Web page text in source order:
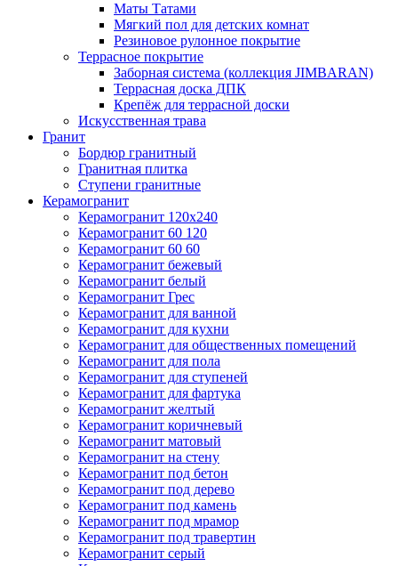
Маты Татами
Мягкий пол для детских комнат
Резиновое рулонное покрытие
Террасное покрытие
Заборная система (коллекция JIMBARAN)
Террасная доска ДПК
Крепёж для террасной доски
Искусственная трава
Гранит
Бордюр гранитный
Гранитная плитка
Ступени гранитные
Керамогранит
Керамогранит 120х240
Керамогранит 60 120
Керамогранит 60 60
Керамогранит бежевый
Керамогранит белый
Керамогранит Грес
Керамогранит для ванной
Керамогранит для кухни
Керамогранит для общественных помещений
Керамогранит для пола
Керамогранит для ступеней
Керамогранит для фартука
Керамогранит желтый
Керамогранит коричневый
Керамогранит матовый
Керамогранит на стену
Керамогранит под бетон
Керамогранит под дерево
Керамогранит под камень
Керамогранит под мрамор
Керамогранит под травертин
Керамогранит серый